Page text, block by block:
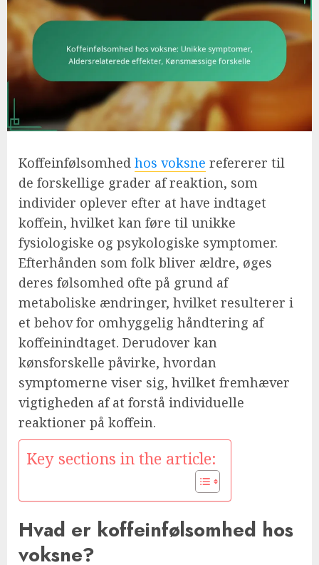
Koffeinfølsomhed hos voksne refererer til
de forskellige grader af reaktion, som
individer oplever efter at have indtaget
koffein, hvilket kan føre til unikke
fysiologiske og psykologiske symptomer.
Efterhånden som folk bliver ældre, øges
deres følsomhed ofte på grund af
metaboliske ændringer, hvilket resulterer i
et behov for omhyggelig håndtering af
koffeinindtaget. Derudover kan
kønsforskelle påvirke, hvordan
symptomerne viser sig, hvilket fremhæver
vigtigheden af at forstå individuelle
reaktioner på koffein.
Key sections in the article:
Hvad er koffeinfølsomhed hos
voksne?